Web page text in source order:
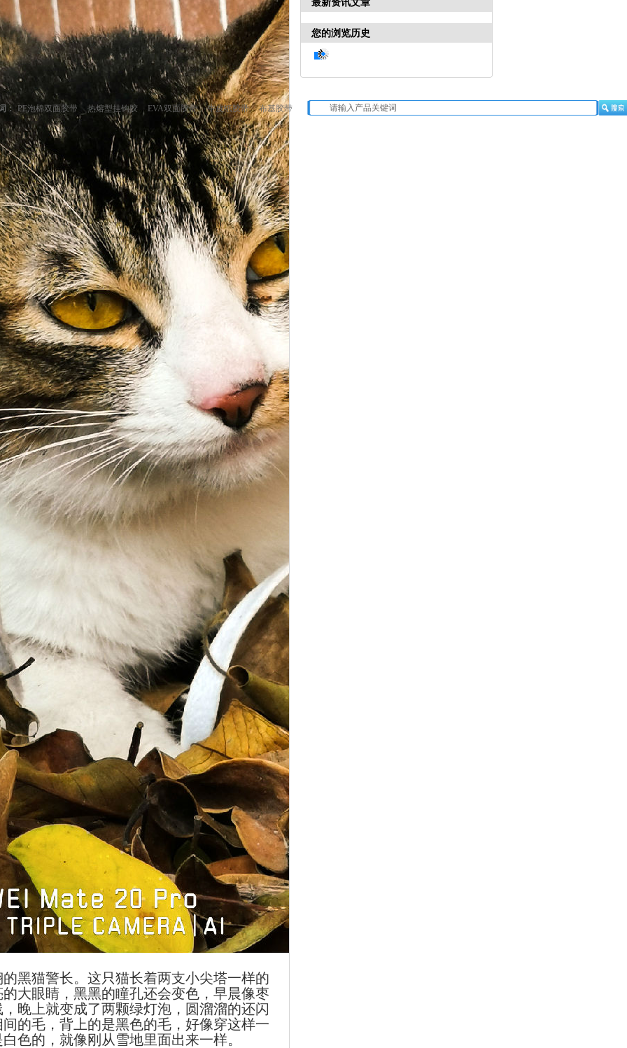
： PE泡棉双面胶带 热熔型挂钩胶 EVA双面胶带 牛皮纸胶带 布基胶带
黑猫警长。这只猫长着两支小尖塔一样的
大眼睛，黑黑的瞳孔还会变色，早晨像枣
晚上就变成了两颗绿灯泡，圆溜溜的还闪
的毛，背上的是黑色的毛，好像穿这样一
色的，就像刚从雪地里面出来一样。
您的浏览历史